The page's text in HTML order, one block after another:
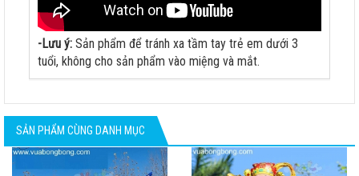
-Lưu ý: Sản phẩm để tránh xa tầm tay trẻ em dưới 3
tuổi, không cho sản phẩm vào miệng và mắt.
SẢN PHẨM CÙNG DANH MỤC